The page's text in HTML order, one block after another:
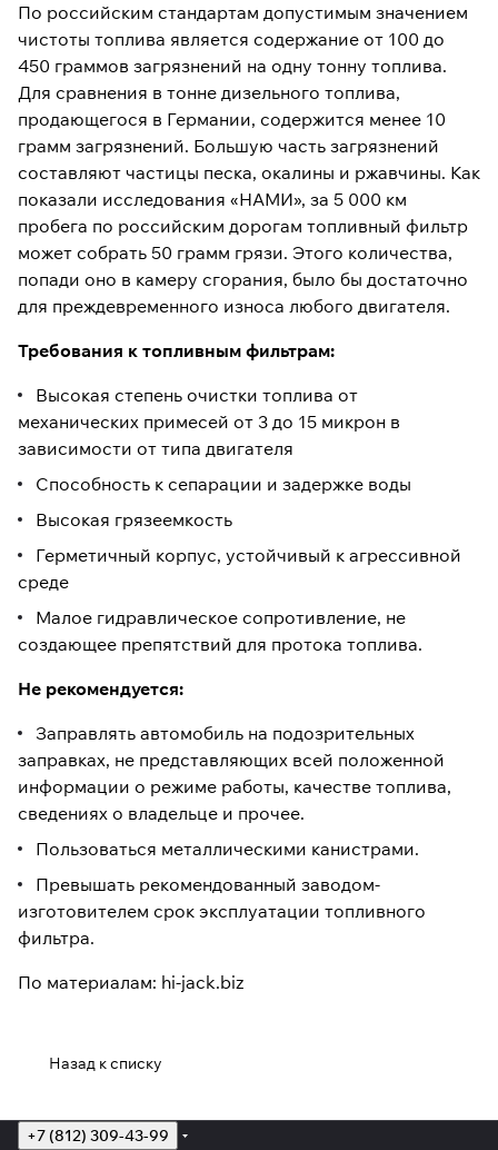
По российским стандартам допустимым значением
чистоты топлива является содержание от 100 до
450 граммов загрязнений на одну тонну топлива.
Для сравнения в тонне дизельного топлива,
продающегося в Германии, содержится менее 10
грамм загрязнений. Большую часть загрязнений
составляют частицы песка, окалины и ржавчины. Как
показали исследования «НАМИ», за 5 000 км
пробега по российским дорогам топливный фильтр
может собрать 50 грамм грязи. Этого количества,
попади оно в камеру сгорания, было бы достаточно
для преждевременного износа любого двигателя.
Требования к топливным фильтрам:
Высокая степень очистки топлива от
механических примесей от 3 до 15 микрон в
зависимости от типа двигателя
Способность к сепарации и задержке воды
Высокая грязеемкость
Герметичный корпус, устойчивый к агрессивной
среде
Малое гидравлическое сопротивление, не
создающее препятствий для протока топлива.
Не рекомендуется:
Заправлять автомобиль на подозрительных
заправках, не представляющих всей положенной
информации о режиме работы, качестве топлива,
сведениях о владельце и прочее.
Пользоваться металлическими канистрами.
Превышать рекомендованный заводом-
изготовителем срок эксплуатации топливного
фильтра.
По материалам: hi-jack.biz
Назад к списку
+7 (812) 309-43-99